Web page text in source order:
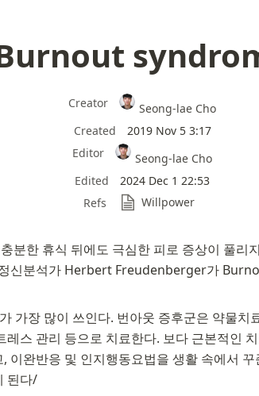
Creator
Seong-lae Cho
Created
2019 Nov 5 3:17
Editor
Seong-lae Cho
Edited
2024 Dec 1 22:53
Refs
Willpower
한 휴식 뒤에도 극심한 피로 증상이 풀리
신분석가 Herbert Freudenberger가
가장 많이 쓰인다. 번아웃 증후군은 약물치
레스 관리 등으로 치료한다. 보다 근본적인
이완반응 및 인지행동요법을 생활 속에서
된다/